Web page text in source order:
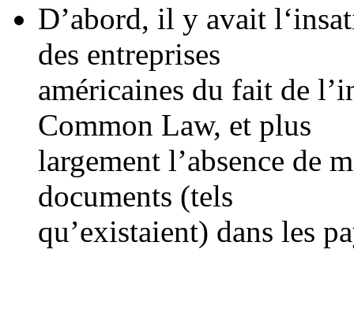
D’abord, il y avait
des entreprises
américaines du fait de
Common Law, et plus
largement l’absence de
documents (tels
qu’existaient) dans les